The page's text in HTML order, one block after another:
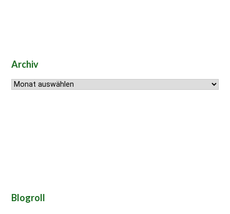
Archiv
Archiv
Blogroll